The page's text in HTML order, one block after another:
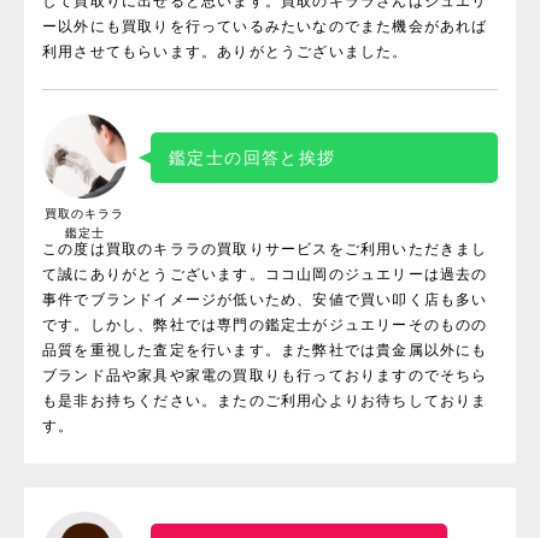
ー以外にも買取りを行っているみたいなのでまた機会があれば
利用させてもらいます。ありがとうございました。
買取のキララ
鑑定士
鑑定士の回答と挨拶
この度は買取のキララの買取りサービスをご利用いただきまし
て誠にありがとうございます。ココ山岡のジュエリーは過去の
事件でブランドイメージが低いため、安値で買い叩く店も多い
です。しかし、弊社では専門の鑑定士がジュエリーそのものの
品質を重視した査定を行います。また弊社では貴金属以外にも
ブランド品や家具や家電の買取りも行っておりますのでそちら
も是非お持ちください。またのご利用心よりお待ちしておりま
す。